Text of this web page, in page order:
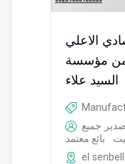
الاعلي
مؤسسة
السيد علاء
بائع معتمد
el